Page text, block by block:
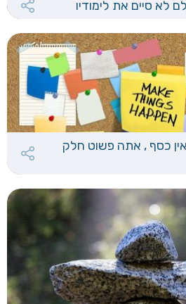
לא סיים את לימודיו
כסף , אתה פשוט חלק